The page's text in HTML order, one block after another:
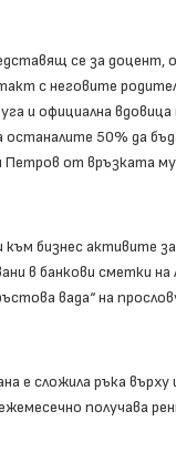
се за доцент,
с неговите
и официална вдовица
50% да
от връзката му
бизнес активите
в банкови сметки
вада“ на
е сложила ръка
получава